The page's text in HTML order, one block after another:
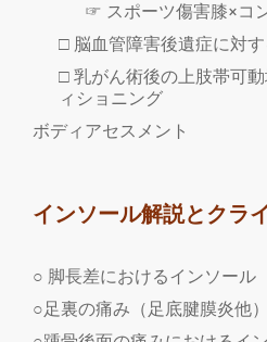
☞ スポーツ傷害膝×コ
□ 脳血管障害後遺症に対
□ 乳がん術後の上肢帯可
ィショニング
ボディアセスメント
インソール解説とクラ
○ 脚長差におけるインソール
○足裏の痛み（足底腱膜炎他